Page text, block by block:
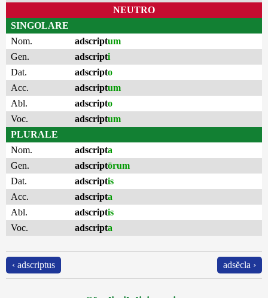
NEUTRO
SINGOLARE
Nom.
adscriptum
Gen.
adscripti
Dat.
adscripto
Acc.
adscriptum
Abl.
adscripto
Voc.
adscriptum
PLURALE
Nom.
adscripta
Gen.
adscriptōrum
Dat.
adscriptis
Acc.
adscripta
Abl.
adscriptis
Voc.
adscripta
‹ adscriptus adsĕcla ›